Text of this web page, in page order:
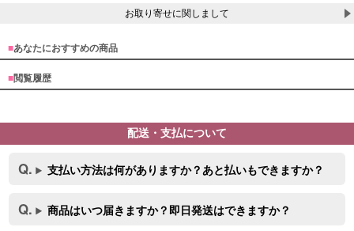
サイズ
お取り寄せに関しまして
■あなたにおすすめの商品
■閲覧履歴
配送・支払について
支払い方法は何がありますか？あと払いもできますか？
商品はいつ届きますか？即日発送はできますか？